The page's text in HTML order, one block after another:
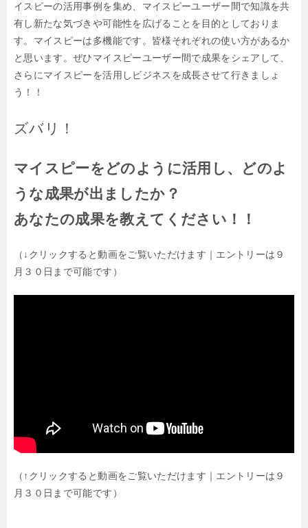
イスピーの活用事例を集め、マイスピーユーザー間で知識を共
有し新たな気づきや可能性を広げることを目的としておりま
す。マイスピーは多機能です。皆様それぞれの使い方があるか
と思います。ぜひマイスピーユーザー間で成果をシェアして、
さらにマイスピーを活用しビジネスを成長させて行きましょ
う！！
ズバリ！
マイスピーをどのように活用し、どのよ
うな成果が出ましたか？
あなたの成果を教えてください！！
（↓クリックすると動画をご覧いただけます｜エントリーは９
月３０日まで可能です）
（↑クリックすると動画をご覧いただけます｜エントリーは９
月３０日まで可能です）